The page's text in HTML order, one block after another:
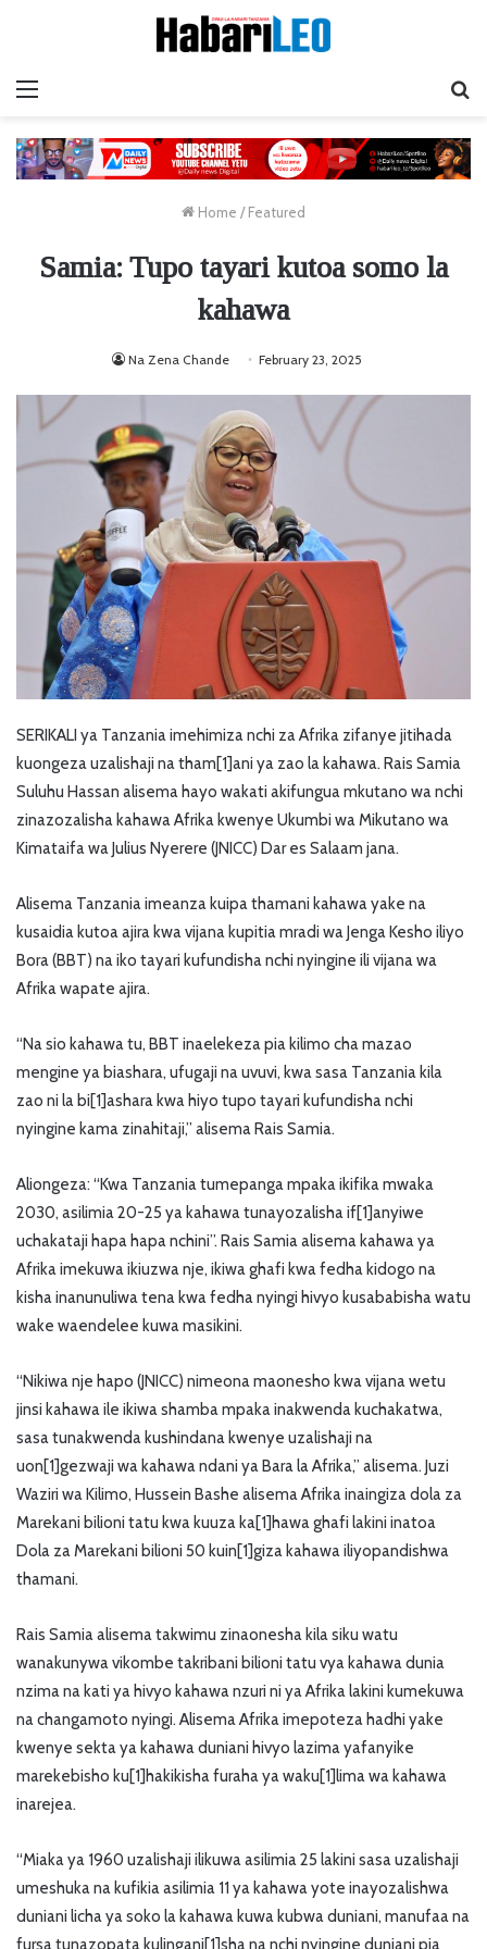
Home / Featured
Samia: Tupo tayari kutoa somo la
kahawa
Na Zena Chande February 23, 2025
SERIKALI ya Tanzania imehimiza nchi za Afrika zifanye jitihada
kuongeza uzalishaji na tham[1]ani ya zao la kahawa. Rais Samia
Suluhu Hassan alisema hayo wakati akifungua mkutano wa nchi
zinazozalisha kahawa Afrika kwenye Ukumbi wa Mikutano wa
Kimataifa wa Julius Nyerere (JNICC) Dar es Salaam jana.
Alisema Tanzania imeanza kuipa thamani kahawa yake na
kusaidia kutoa ajira kwa vijana kupitia mradi wa Jenga Kesho iliyo
Bora (BBT) na iko tayari kufundisha nchi nyingine ili vijana wa
Afrika wapate ajira.
“Na sio kahawa tu, BBT inaelekeza pia kilimo cha mazao
mengine ya biashara, ufugaji na uvuvi, kwa sasa Tanzania kila
zao ni la bi[1]ashara kwa hiyo tupo tayari kufundisha nchi
nyingine kama zinahitaji,” alisema Rais Samia.
Aliongeza: “Kwa Tanzania tumepanga mpaka ikifika mwaka
2030, asilimia 20-25 ya kahawa tunayozalisha if[1]anyiwe
uchakataji hapa hapa nchini”. Rais Samia alisema kahawa ya
Afrika imekuwa ikiuzwa nje, ikiwa ghafi kwa fedha kidogo na
kisha inanunuliwa tena kwa fedha nyingi hivyo kusababisha watu
wake waendelee kuwa masikini.
“Nikiwa nje hapo (JNICC) nimeona maonesho kwa vijana wetu
jinsi kahawa ile ikiwa shamba mpaka inakwenda kuchakatwa,
sasa tunakwenda kushindana kwenye uzalishaji na
uon[1]gezwaji wa kahawa ndani ya Bara la Afrika,” alisema. Juzi
Waziri wa Kilimo, Hussein Bashe alisema Afrika inaingiza dola za
Marekani bilioni tatu kwa kuuza ka[1]hawa ghafi lakini inatoa
Dola za Marekani bilioni 50 kuin[1]giza kahawa iliyopandishwa
thamani.
Rais Samia alisema takwimu zinaonesha kila siku watu
wanakunywa vikombe takribani bilioni tatu vya kahawa dunia
nzima na kati ya hivyo kahawa nzuri ni ya Afrika lakini kumekuwa
na changamoto nyingi. Alisema Afrika imepoteza hadhi yake
kwenye sekta ya kahawa duniani hivyo lazima yafanyike
marekebisho ku[1]hakikisha furaha ya waku[1]lima wa kahawa
inarejea.
“Miaka ya 1960 uzalishaji ilikuwa asilimia 25 lakini sasa uzalishaji
umeshuka na kufikia asilimia 11 ya kahawa yote inayozalishwa
duniani licha ya soko la kahawa kuwa kubwa duniani, manufaa na
fursa tunazopata kulingani[1]sha na nchi nyingine duniani pia